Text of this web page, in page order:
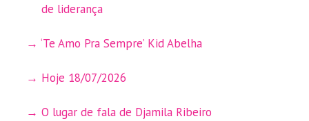
de liderança
‘Te Amo Pra Sempre’ Kid Abelha
Hoje 18/07/2026
O lugar de fala de Djamila Ribeiro